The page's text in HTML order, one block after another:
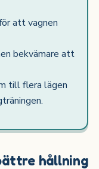
att vagnen
bekvämare att
till flera lägen
hållning